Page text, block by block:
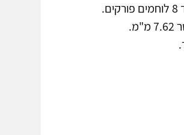
מהירות של 100 קמ"ש, טווח של 1,000 ק"מ והוא מופעל ע"י צוות של 2 לוחמים ועוד 8 לוחמים פורקים.